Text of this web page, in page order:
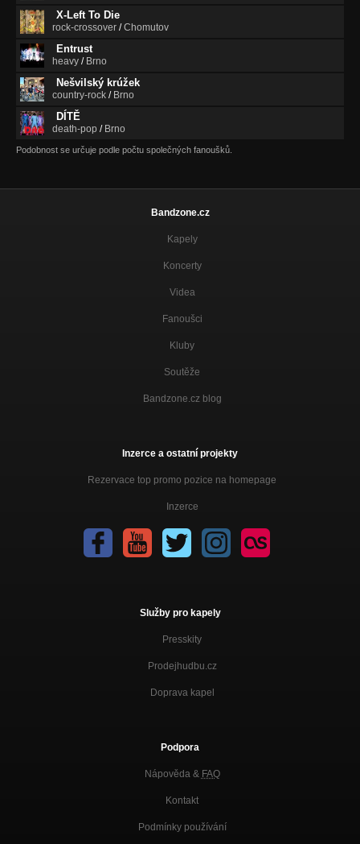
X-Left To Die
rock-crossover /Chomutov
Entrust
heavy / Brno
Nešvilský krúžek
country-rock / Brno
DÍTĚ
death-pop / Brno
Podobnost se určuje podle počtu společných fanoušků.
Bandzone.cz
Kapely
Koncerty
Videa
Fanoušci
Kluby
Soutěže
Bandzone.cz blog
Inzerce a ostatní projekty
Rezervace top promo pozice na homepage
Inzerce
Služby pro kapely
Presskity
Prodejhudbu.cz
Doprava kapel
Podpora
Nápověda & FAQ
Kontakt
Podmínky používání